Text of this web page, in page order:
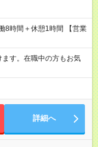
す。在職中の方もお気
詳細へ